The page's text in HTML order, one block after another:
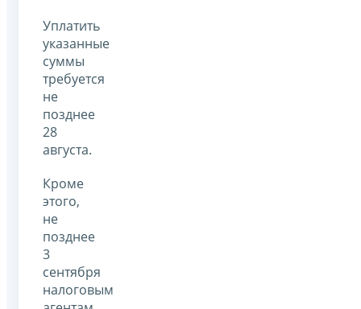
Уплатить
указанные
суммы
требуется
не
позднее
28
августа.
Кроме
этого,
не
позднее
3
сентября
налоговым